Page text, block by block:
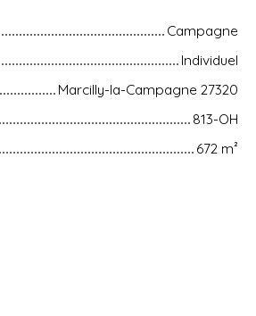
Campagne
Individuel
Marcilly-la-Campagne 27320
813-OH
672 m²